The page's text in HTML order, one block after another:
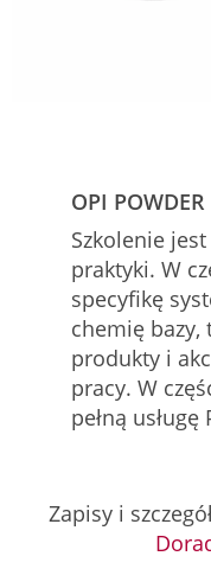
OPI POWDER
Szkolenie
praktyki. W
specyfikę
chemię bazy,
produkty i
pracy. W
pełną
Zapisy i